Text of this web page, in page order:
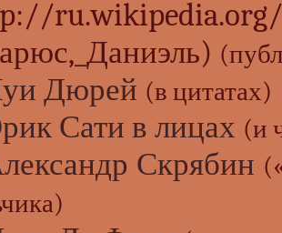
Дюрей (в цитатах)
Сати в лицах (и
Скрябин